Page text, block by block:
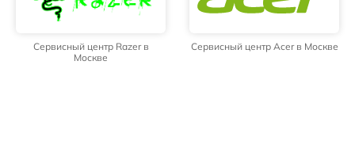
Сервисный центр Razer в
Москве
Сервисный центр Acer в Москве